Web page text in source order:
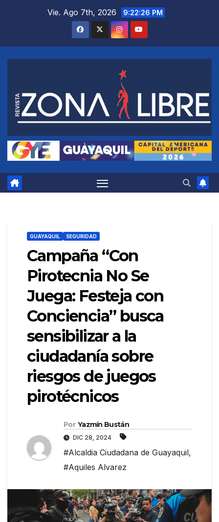
Vie. Ago 7th, 2026 9:22:27 PM
GUAYAQUIL SEGURIDAD
Campaña “Con
Pirotecnia No Se
Juega: Festeja con
Conciencia” busca
sensibilizar a la
ciudadanía sobre
riesgos de juegos
pirotécnicos
Por Yazmín Bustán
DIC 28, 2024
#Alcaldia Ciudadana de Guayaquil,
#Aquiles Alvarez